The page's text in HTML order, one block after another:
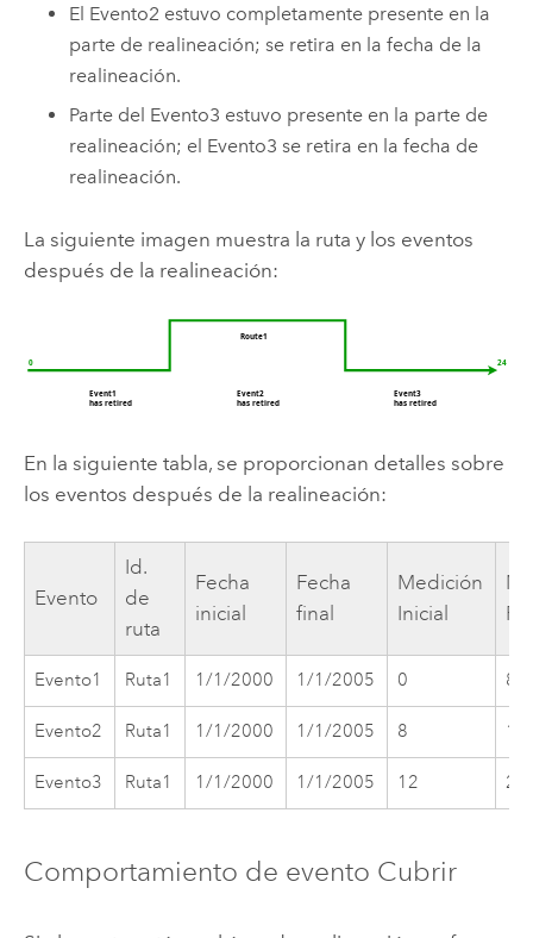
El Evento2 estuvo completamente presente en la
parte de realineación; se retira en la fecha de la
realineación.
Parte del Evento3 estuvo presente en la parte de
realineación; el Evento3 se retira en la fecha de
realineación.
La siguiente imagen muestra la ruta y los eventos
después de la realineación:
En la siguiente tabla, se proporcionan detalles sobre
los eventos después de la realineación:
Evento
Id.
de
ruta
Fecha
inicial
Fecha
final
Medición
Inicial
Evento1 Ruta1 1/1/2000 1/1/2005 0 8
Evento2 Ruta1 1/1/2000 1/1/2005 8 12
Evento3 Ruta1 1/1/2000 1/1/2005 12 20
Comportamiento de evento Cubrir